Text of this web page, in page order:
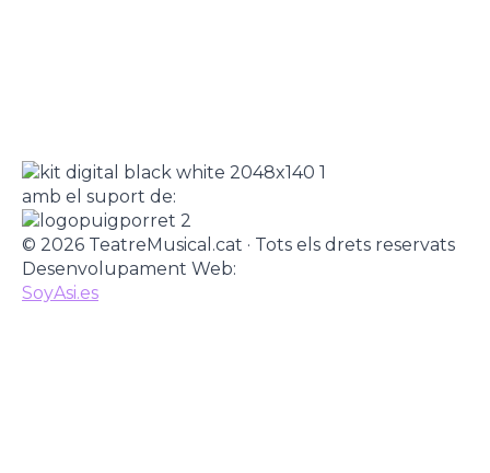
amb el suport de:
© 2026 TeatreMusical.cat · Tots els drets reservats
Desenvolupament Web:
SoyAsi.es